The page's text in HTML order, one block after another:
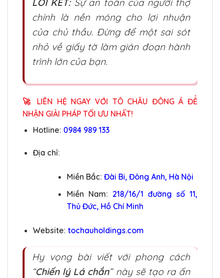
LỜI KẾT:Sự an toàn của người thợ
chính là nền móng cho lợi nhuận
của chủ thầu. Đừng để một sai sót
nhỏ về giấy tờ làm gián đoạn hành
trình lớn của bạn.
🚀 LIÊN HỆ NGAY VỚI TÔ CHÂU ĐÔNG Á ĐỂ
NHẬN GIẢI PHÁP TỐI ƯU NHẤT!
Hotline: 0984 989 133
Địa chỉ:
Miền Bắc: Đài Bi, Đông Anh, Hà Nội
Miền Nam: 218/16/1 đường số 11,
Thủ Đức, Hồ Chí Minh
Website: tochauholdings.com
Hy vọng bài viết với phong cách
“Chiến lý Lá chắn” này sẽ tạo ra ấn